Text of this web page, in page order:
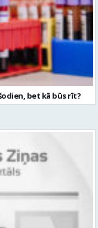
bet kā būs rīt?